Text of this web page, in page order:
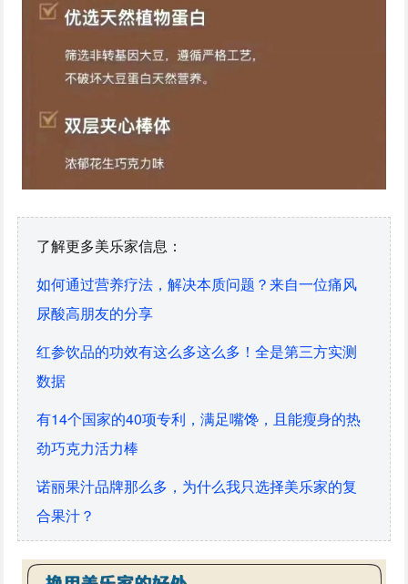
了解更多美乐家信息：
如何通过营养疗法，解决本质问题？来自一位痛风
尿酸高朋友的分享
红参饮品的功效有这么多这么多！全是第三方实测
数据
有14个国家的40项专利，满足嘴馋，且能瘦身的热
劲巧克力活力棒
诺丽果汁品牌那么多，为什么我只选择美乐家的复
合果汁？